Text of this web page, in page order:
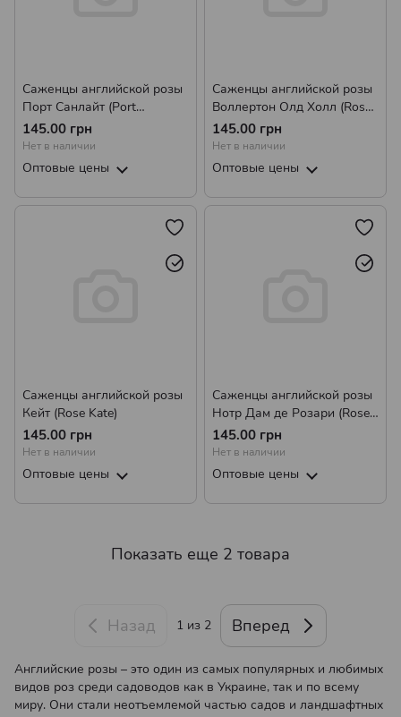
Саженцы английской розы
Порт Санлайт (Port
Sunlight)
145.00 грн
Нет в наличии
Оптовые цены
Саженцы английской розы
Воллертон Олд Холл (Rose
Wollerton Old Hall)
145.00 грн
Нет в наличии
Оптовые цены
Саженцы английской розы
Кейт (Rose Kate)
145.00 грн
Нет в наличии
Оптовые цены
Саженцы английской розы
Нотр Дам де Розари (Rose
Notre Dame du Rosaire)
145.00 грн
Нет в наличии
Оптовые цены
Показать еще 2 товара
Назад 1 из 2 Вперед
Английские розы – это один из самых популярных и любимых
видов роз среди садоводов как в Украине, так и по всему
миру. Они стали неотъемлемой частью садов и ландшафтных